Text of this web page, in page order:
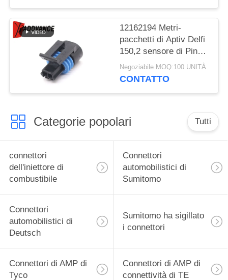
12162194 Metri-
pacchetti di Aptiv Delfi
150,2 sensore di Pin
Pull-To-Seat Connector
For Coolant della
Negoziabile MOQ:100 UNITÀ
CONTATTO
Categorie popolari Tutti
connettori
dell'iniettore di
combustibile
Connettori
automobilistici di
Sumitomo
Connettori
automobilistici di
Deutsch
Sumitomo ha sigillato
i connettori
Connettori di AMP di
Tyco
Connettori di AMP di
connettività di TE